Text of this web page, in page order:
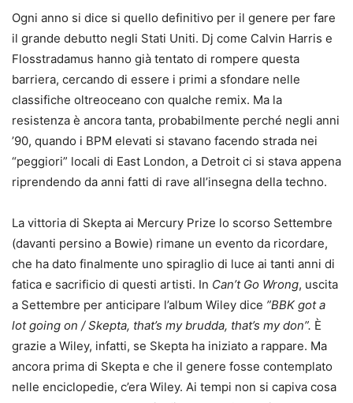
Ogni anno si dice si quello definitivo per il genere per fare
il grande debutto negli Stati Uniti. Dj come Calvin Harris e
Flosstradamus hanno già tentato di rompere questa
barriera, cercando di essere i primi a sfondare nelle
classifiche oltreoceano con qualche remix. Ma la
resistenza è ancora tanta, probabilmente perché negli anni
’90, quando i BPM elevati si stavano facendo strada nei
“peggiori” locali di East London, a Detroit ci si stava appena
riprendendo da anni fatti di rave all’insegna della techno.
La vittoria di Skepta ai Mercury Prize lo scorso Settembre
(davanti persino a Bowie) rimane un evento da ricordare,
che ha dato finalmente uno spiraglio di luce ai tanti anni di
fatica e sacrificio di questi artisti. In Can’t Go Wrong, uscita
a Settembre per anticipare l’album Wiley dice ”BBK got a
lot going on / Skepta, that’s my brudda, that’s my don”. È
grazie a Wiley, infatti, se Skepta ha iniziato a rappare. Ma
ancora prima di Skepta e che il genere fosse contemplato
nelle enciclopedie, c’era Wiley. Ai tempi non si capiva cosa